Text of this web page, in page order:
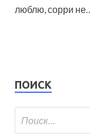
люблю, сорри не…
ПОИСК